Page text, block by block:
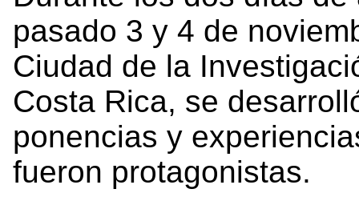
pasado 3 y 4 de
Ciudad de la
Costa Rica, se
ponencias y
fueron protagonistas.